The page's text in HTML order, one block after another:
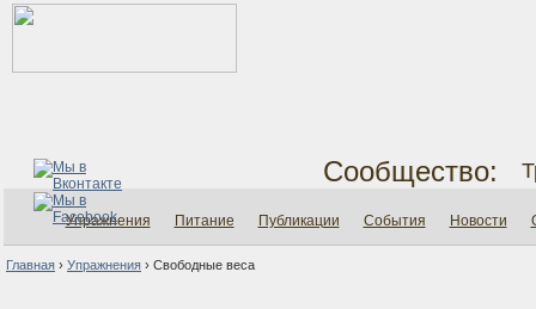
Сообщество:
Упражнения Питание Публикации События Новости
Главная › Упражнения › Свободные веса